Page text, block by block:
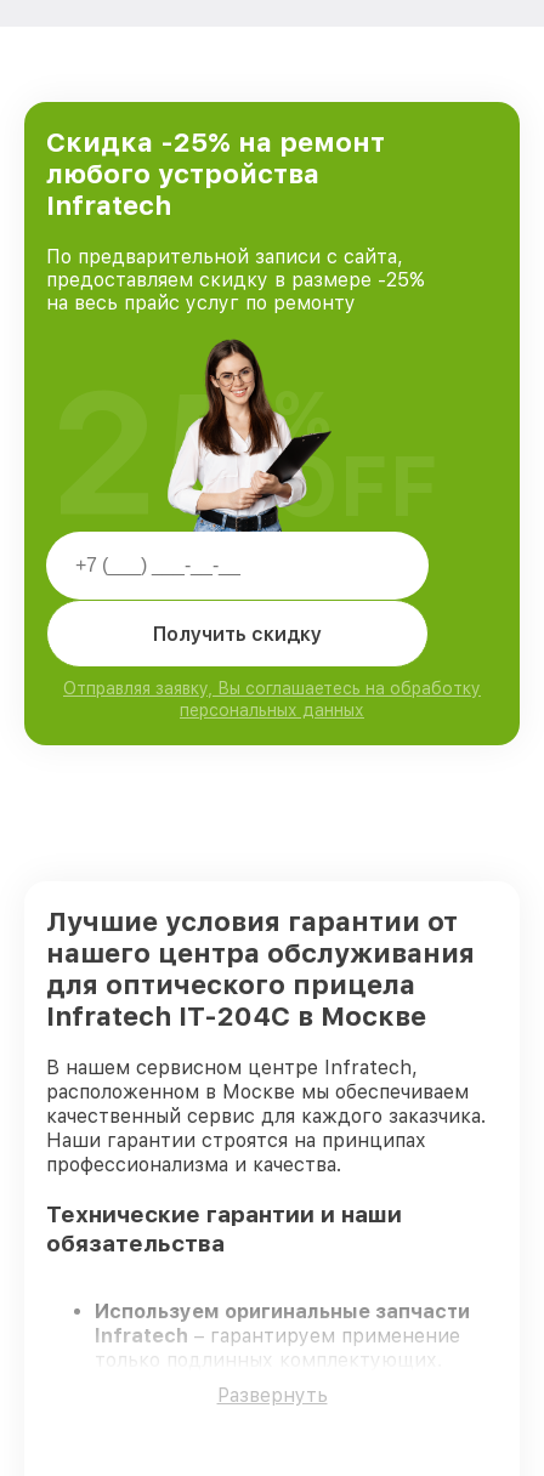
Скидка -25% на ремонт
любого устройства
Infratech
По предварительной записи с сайта,
предоставляем скидку в размере -25%
на весь прайс услуг по ремонту
Получить скидку
Отправляя заявку, Вы соглашаетесь на обработку
персональных данных
25%
OFF
Лучшие условия гарантии от
нашего центра обслуживания
для оптического прицела
Infratech IT-204C в Москве
В нашем сервисном центре Infratech,
расположенном в Москве мы обеспечиваем
качественный сервис для каждого заказчика.
Наши гарантии строятся на принципах
профессионализма и качества.
Технические гарантии и наши
обязательства
Используем оригинальные запчасти
Infratech – гарантируем применение
только подлинных комплектующих.
Квалифицированные инженеры
проходят постоянное обучение, что
Развернуть